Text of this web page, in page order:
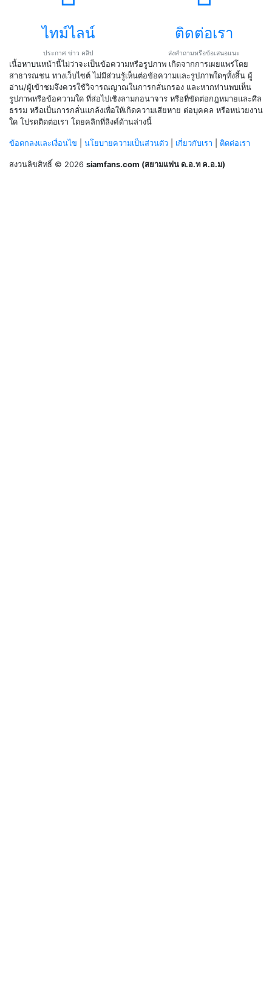
ไทม์ไลน์
ประกาศ ข่าว คลิป
ติดต่อเรา
ส่งคำถามหรือข้อเสนอแนะ
เนื้อหาบนหน้านี้ไม่ว่าจะเป็นข้อความหรือรูปภาพ เกิดจากการเผยแพร่โดย
สาธารณชน ทางเว็บไซต์ ไม่มีส่วนรู้เห็นต่อข้อความและรูปภาพใดๆทั้งสิ้น ผู้
อ่าน/ผู้เข้าชมจึงควรใช้วิจารณญาณในการกลั่นกรอง และหากท่านพบเห็น
รูปภาพหรือข้อความใด ที่ส่อไปเชิงลามกอนาจาร หรือที่ขัดต่อกฎหมายและศีล
ธรรม หรือเป็นการกลั่นแกล้งเพื่อให้เกิดความเสียหาย ต่อบุคคล หรือหน่วยงาน
ใด โปรดติดต่อเรา โดยคลิกที่ลิงค์ด้านล่างนี้
ข้อตกลงและเงื่อนไข นโยบายความเป็นส่วนตัว เกี่ยวกับเรา ติดต่อเรา
สงวนลิขสิทธิ์ © 2026 siamfans.com (สยามแฟน ด.อ.ท ค.อ.ม)